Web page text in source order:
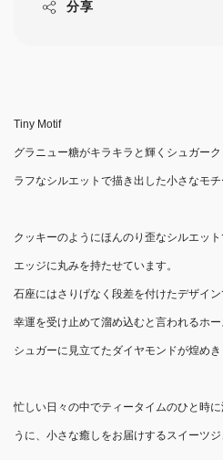
分享
Tiny Motif
グラニュー糖がキラキラと輝くシュガーク
ラフなシルエットで描き出した小さなモチ
クッキーのようにほんのり歪なシルエッ
エッジに丸みを持たせています。
石座にはさりげなく段差を付けたデザイ
幸運を受け止めて溜め込むと言われるホー
シュガーに見立てたダイヤモンドが煌めき
忙しい日々の中でティータイムのひと時
うに、小さな癒しをお届けするスイーツジ